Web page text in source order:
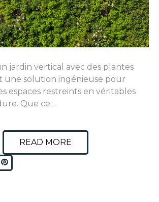
jardin vertical avec des plantes
une solution ingénieuse pour
espaces restreints en véritables
Que ce…
READ MORE
Pinterest